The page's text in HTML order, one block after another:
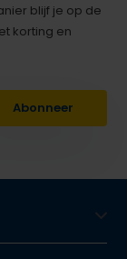
blijf je op de
korting en
Abonneer